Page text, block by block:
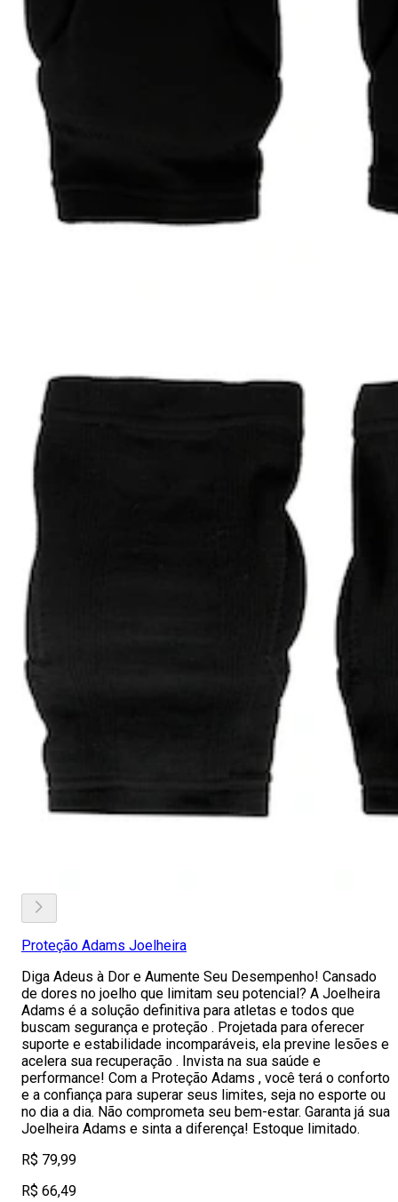
Proteção Adams Joelheira
Diga Adeus à Dor e Aumente Seu Desempenho! Cansado
de dores no joelho que limitam seu potencial? A Joelheira
Adams é a solução definitiva para atletas e todos que
buscam segurança e proteção . Projetada para oferecer
suporte e estabilidade incomparáveis, ela previne lesões e
acelera sua recuperação . Invista na sua saúde e
performance! Com a Proteção Adams , você terá o conforto
e a confiança para superar seus limites, seja no esporte ou
no dia a dia. Não comprometa seu bem-estar. Garanta já sua
Joelheira Adams e sinta a diferença! Estoque limitado.
R$ 79,99
R$ 66,49